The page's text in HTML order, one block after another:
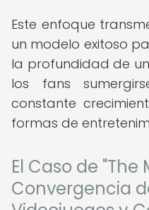
Este enfoque
un modelo exitoso
la profundidad de
los fans
constante
formas de
El Caso de "The
Convergencia